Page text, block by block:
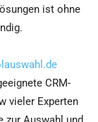
ist ohne
CRM-
vieler Experten